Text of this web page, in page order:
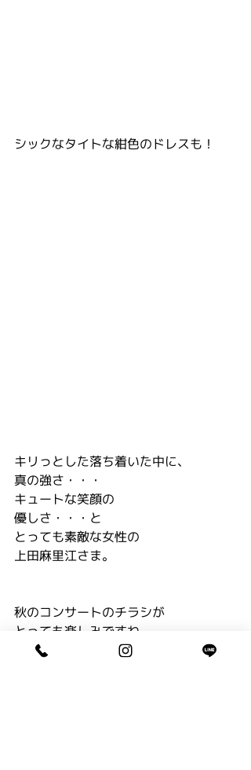
シックなタイトな紺色のドレスも！
キリっとした落ち着いた中に、
真の強さ・・・
キュートな笑顔の
優しさ・・・と
とっても素敵な女性の
上田麻里江さま。
秋のコンサートのチラシが
とっても楽しみですね。
また、チラシが届きましたら